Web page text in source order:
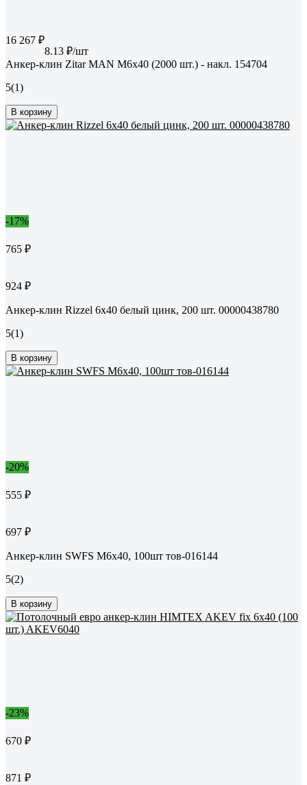
16 267 ₽
8.13 ₽/шт
Анкер-клин Zitar MAN М6х40 (2000 шт.) - накл. 154704
5(1)
В корзину
-17%
765 ₽
924 ₽
Анкер-клин Rizzel 6x40 белый цинк, 200 шт. 00000438780
5(1)
В корзину
-20%
555 ₽
697 ₽
Анкер-клин SWFS М6х40, 100шт тов-016144
5(2)
В корзину
-23%
670 ₽
871 ₽